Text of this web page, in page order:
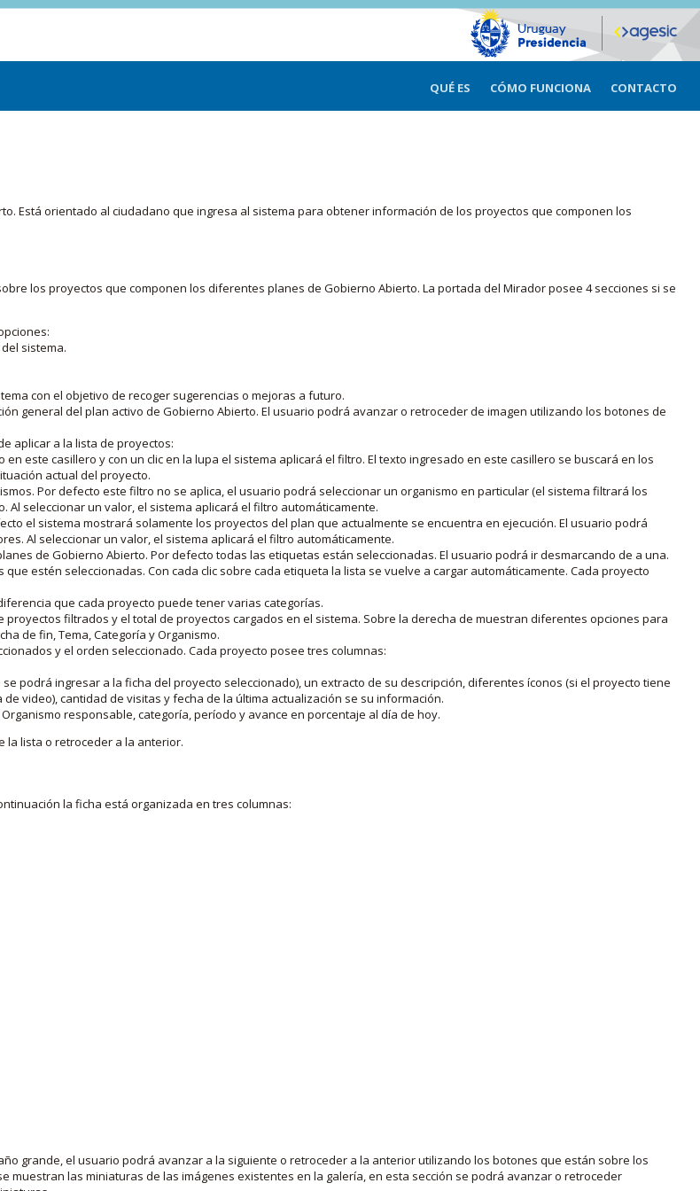
QUÉ ES CÓMO FUNCIONA CONTACTO
Está orientado al ciudadano que ingresa al sistema para obtener información de los proyectos que componen los
los proyectos que componen los diferentes planes de Gobierno Abierto. La portada del Mirador posee 4 secciones si se
sistema.
con el objetivo de recoger sugerencias o mejoras a futuro.
general del plan activo de Gobierno Abierto. El usuario podrá avanzar o retroceder de imagen utilizando los botones de
aplicar a la lista de proyectos:
este casillero y con un clic en la lupa el sistema aplicará el filtro. El texto ingresado en este casillero se buscará en los
actual del proyecto.
Por defecto este filtro no se aplica, el usuario podrá seleccionar un organismo en particular (el sistema filtrará los
Al seleccionar un valor, el sistema aplicará el filtro automáticamente.
el sistema mostrará solamente los proyectos del plan que actualmente se encuentra en ejecución. El usuario podrá
Al seleccionar un valor, el sistema aplicará el filtro automáticamente.
de Gobierno Abierto. Por defecto todas las etiquetas están seleccionadas. El usuario podrá ir desmarcando de a una.
estén seleccionadas. Con cada clic sobre cada etiqueta la lista se vuelve a cargar automáticamente. Cada proyecto
que cada proyecto puede tener varias categorías.
filtrados y el total de proyectos cargados en el sistema. Sobre la derecha de muestran diferentes opciones para
de fin, Tema, Categoría y Organismo.
y el orden seleccionado. Cada proyecto posee tres columnas:
podrá ingresar a la ficha del proyecto seleccionado), un extracto de su descripción, diferentes íconos (si el proyecto tiene
video), cantidad de visitas y fecha de la última actualización se su información.
responsable, categoría, período y avance en porcentaje al día de hoy.
la lista o retroceder a la anterior.
la ficha está organizada en tres columnas:
grande, el usuario podrá avanzar a la siguiente o retroceder a la anterior utilizando los botones que están sobre los
muestran las miniaturas de las imágenes existentes en la galería, en esta sección se podrá avanzar o retroceder